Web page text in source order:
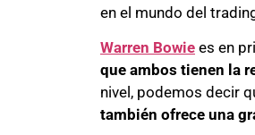
en el mundo del
Warren Bowie es en
que ambos tienen la
nivel, podemos decir
también ofrece una